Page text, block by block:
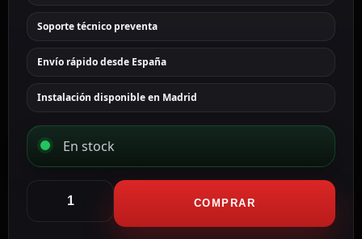
Soporte técnico preventa
Envío rápido desde España
Instalación disponible en Madrid
En stock
COMPRAR